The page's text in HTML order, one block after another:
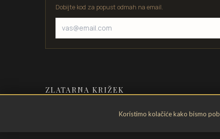
Koristimo kolačiće kako bismo
Dobijte kod za popust odmah na email.
ZLATARNA KRIŽEK